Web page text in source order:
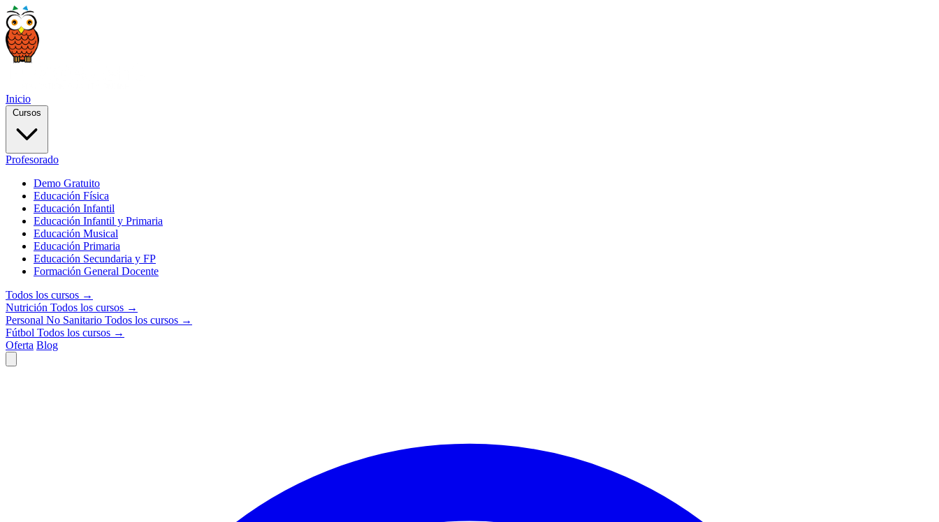
Inicio
Cursos
Profesorado
Demo Gratuito
Educación Física
Educación Infantil
Educación Infantil y Primaria
Educación Musical
Educación Primaria
Educación Secundaria y FP
Formación General Docente
Todos los cursos →
Nutrición Todos los cursos →
Personal No Sanitario Todos los cursos →
Fútbol Todos los cursos →
Oferta Blog